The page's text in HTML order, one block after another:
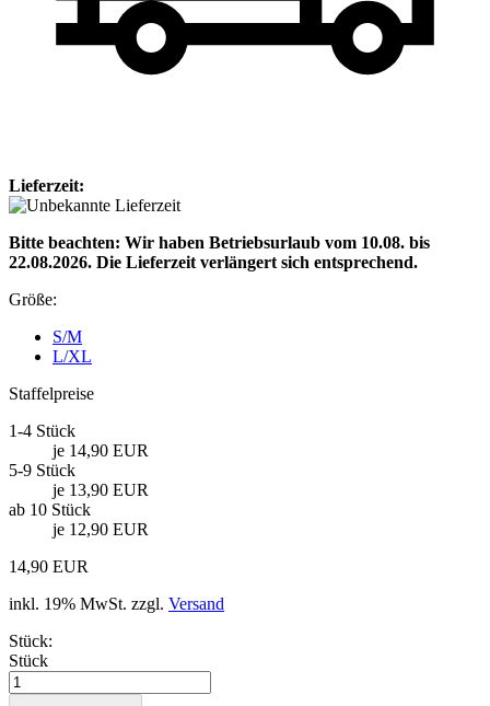
Lieferzeit:
Bitte beachten: Wir haben Betriebsurlaub vom 10.08. bis
22.08.2026. Die Lieferzeit verlängert sich entsprechend.
Größe:
S/M
L/XL
Staffelpreise
1-4 Stück
je 14,90 EUR
5-9 Stück
je 13,90 EUR
ab 10 Stück
je 12,90 EUR
14,90 EUR
inkl. 19% MwSt. zzgl. Versand
Stück:
Stück